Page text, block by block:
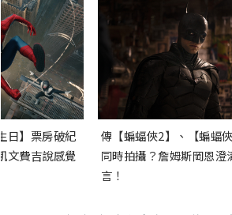
日】票房破紀
文費吉說感覺
傳【蝙蝠俠2】、【蝙蝠俠
同時拍攝？詹姆斯岡恩澄
言！